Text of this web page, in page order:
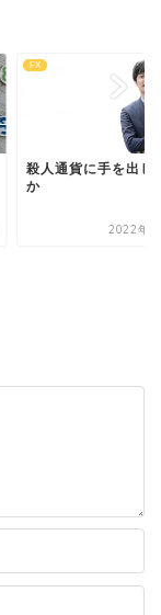
FX
殺人通貨に手を出し
か
2022年6